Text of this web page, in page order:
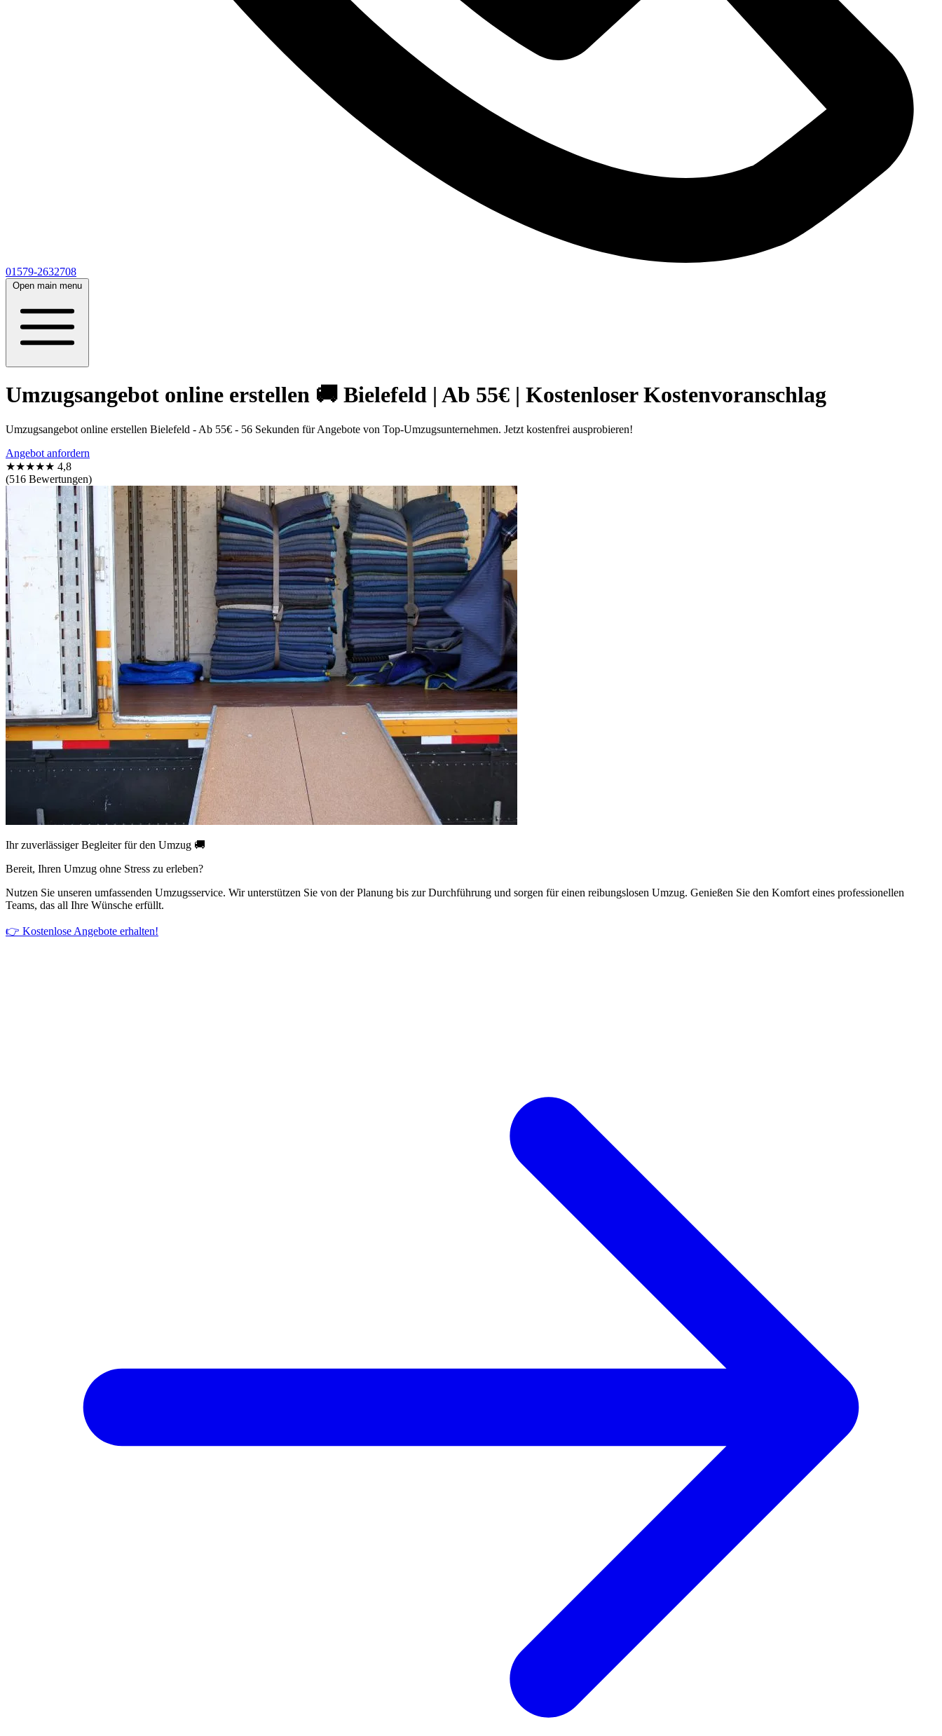
01579-2632708
Open main menu
Umzugsangebot online erstellen 🚚 Bielefeld | Ab 55€ | Kostenloser Kostenvoranschlag
Umzugsangebot online erstellen Bielefeld - Ab 55€ - 56 Sekunden für Angebote von Top-Umzugsunternehmen. Jetzt kostenfrei ausprobieren!
Angebot anfordern
★★★★★ 4,8
(516 Bewertungen)
Ihr zuverlässiger Begleiter für den Umzug 🚚
Bereit, Ihren Umzug ohne Stress zu erleben?
Nutzen Sie unseren umfassenden Umzugsservice. Wir unterstützen Sie von der Planung bis zur Durchführung und sorgen für einen reibungslosen Umzug. Genießen Sie den Komfort eines professionellen
Teams, das all Ihre Wünsche erfüllt.
👉 Kostenlose Angebote erhalten!